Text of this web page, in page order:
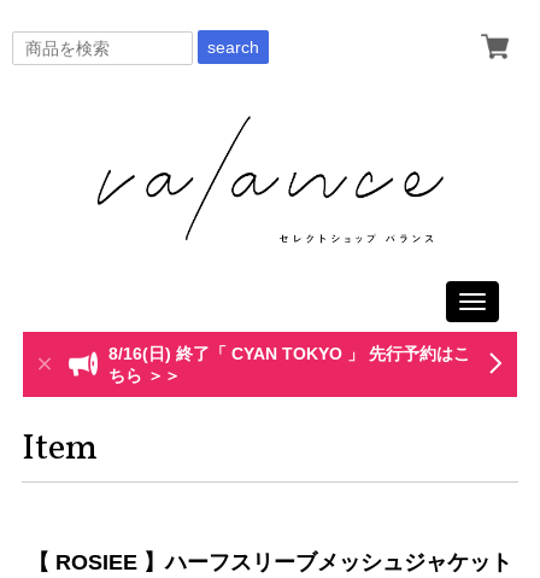
search
Toggle
8/16(日) 終了「 CYAN TOKYO 」 先行予約はこ
ちら ＞＞
Item
【 ROSIEE 】ハーフスリーブメッシュジャケット